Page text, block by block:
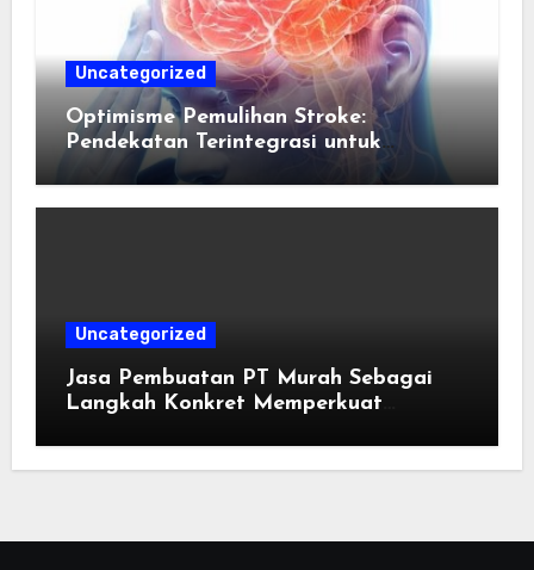
Uncategorized
Optimisme Pemulihan Stroke:
Pendekatan Terintegrasi untuk
Mengembalikan Kualitas Hidup Guna
Uncategorized
Jasa Pembuatan PT Murah Sebagai
Langkah Konkret Memperkuat